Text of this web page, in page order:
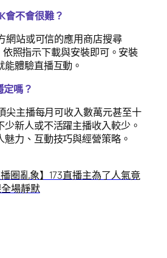
會不會很難？
網站或可信的應用商店搜尋
依照指示下載與安裝即可。安裝
體驗直播互動。
嗎？
尖主播每月可收入數萬元甚至十
新人或不活躍主播收入較少。
力、互動技巧與經營策略。
播圈亂象】173直播主為了人氣竟
場靜默